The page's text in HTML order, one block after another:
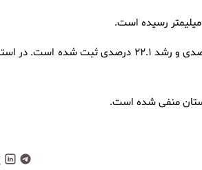
در استان‌‌های گلستان، گیلان و مازندران بارش‌ها رشد منفی ۳۲.۹ درصدی، رشد ۱۷.۴ درصدی و رشد ۲۲.۱